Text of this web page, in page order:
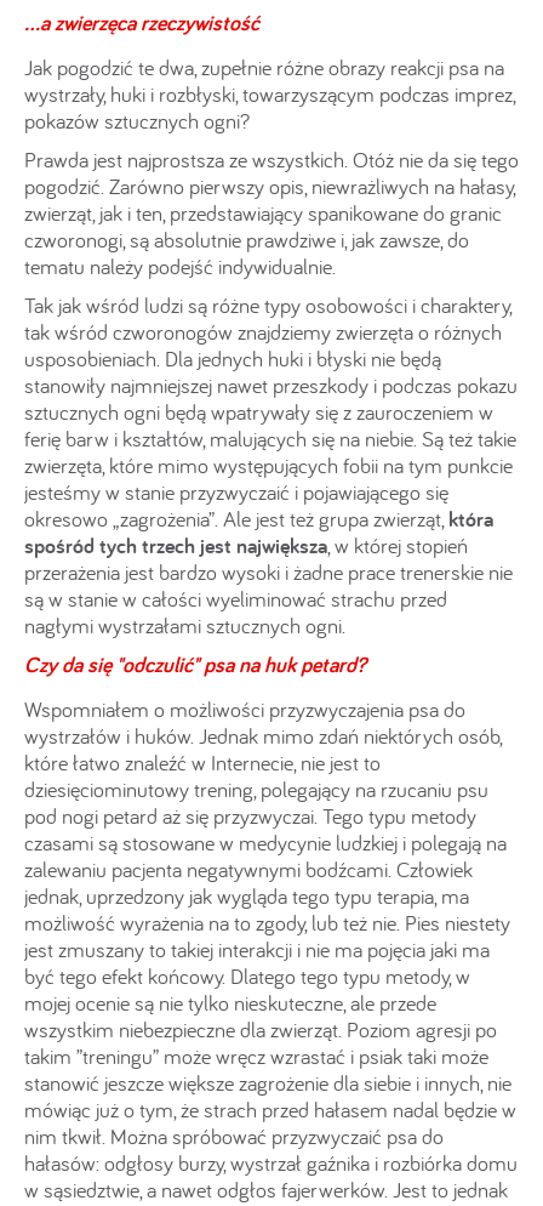
...a zwierzęca rzeczywistość
Jak pogodzić te dwa, zupełnie różne obrazy reakcji psa na
wystrzały, huki i rozbłyski, towarzyszącym podczas imprez,
pokazów sztucznych ogni?
Prawda jest najprostsza ze wszystkich. Otóż nie da się tego
pogodzić. Zarówno pierwszy opis, niewrażliwych na hałasy,
zwierząt, jak i ten, przedstawiający spanikowane do granic
czworonogi, są absolutnie prawdziwe i, jak zawsze, do
tematu należy podejść indywidualnie.
Tak jak wśród ludzi są różne typy osobowości i charaktery,
tak wśród czworonogów znajdziemy zwierzęta o różnych
usposobieniach. Dla jednych huki i błyski nie będą
stanowiły najmniejszej nawet przeszkody i podczas pokazu
sztucznych ogni będą wpatrywały się z zauroczeniem w
ferię barw i kształtów, malujących się na niebie. Są też takie
zwierzęta, które mimo występujących fobii na tym punkcie
jesteśmy w stanie przyzwyczaić i pojawiającego się
okresowo „zagrożenia”. Ale jest też grupa zwierząt,która
spośród tych trzech jest największa, w której stopień
przerażenia jest bardzo wysoki i żadne prace trenerskie nie
są w stanie w całości wyeliminować strachu przed
nagłymi wystrzałami sztucznych ogni.
Czy da się "odczulić" psa na huk petard?
Wspomniałem o możliwości przyzwyczajenia psa do
wystrzałów i huków. Jednak mimo zdań niektórych osób,
które łatwo znaleźć w Internecie, nie jest to
dziesięciominutowy trening, polegający na rzucaniu psu
pod nogi petard aż się przyzwyczai. Tego typu metody
czasami są stosowane w medycynie ludzkiej i polegają na
zalewaniu pacjenta negatywnymi bodźcami. Człowiek
jednak, uprzedzony jak wygląda tego typu terapia, ma
możliwość wyrażenia na to zgody, lub też nie. Pies niestety
jest zmuszany to takiej interakcji i nie ma pojęcia jaki ma
być tego efekt końcowy. Dlatego tego typu metody, w
mojej ocenie są nie tylko nieskuteczne, ale przede
wszystkim niebezpieczne dla zwierząt. Poziom agresji po
takim ”treningu” może wręcz wzrastać i psiak taki może
stanowić jeszcze większe zagrożenie dla siebie i innych, nie
mówiąc już o tym, że strach przed hałasem nadal będzie w
nim tkwił. Można spróbować przyzwyczaić psa do
hałasów: odgłosy burzy, wystrzał gaźnika i rozbiórka domu
w sąsiedztwie, a nawet odgłos fajerwerków. Jest to jednak